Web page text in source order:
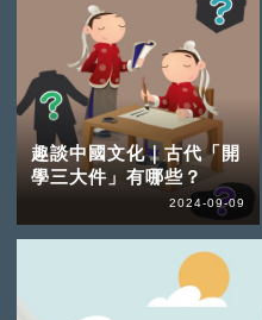
趣談中國文化｜古代「開
學三大件」有哪些？
2024-09-09